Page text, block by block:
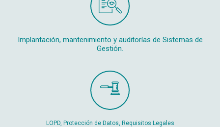
Implantación, mantenimiento y auditorías de Sistemas de
Gestión.
LOPD, Protección de Datos, Requisitos Legales